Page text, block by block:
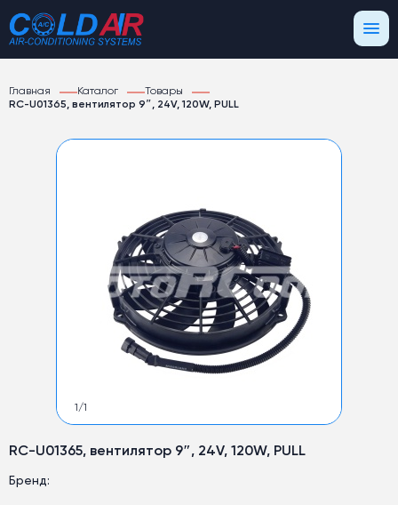
Главная Каталог
Товары
RC-U01365, вентилятор 9″, 24V, 120W, PULL
1 /1
RC-U01365, вентилятор 9″, 24V, 120W, PULL
Бренд: